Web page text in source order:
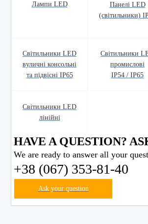
Лампи LED
Панелі LED
(світильники)
Світильники LED
вуличні консольні
та підвісні IP65
Світильники
промислові
IP54 / IP65
Світильники LED
лінійні
HAVE A QUESTION?
We are ready to answer all your
+38 (067) 353-81-40
Ask your question